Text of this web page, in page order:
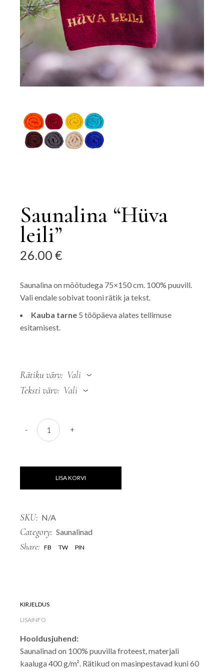
Saunalina “Hüva
leili”
26.00€
Saunalina on mõõtudega 75×150 cm. 100% puuvill.
Vali endale sobivat tooni rätik ja tekst.
Kauba tarne 5 tööpäeva alates tellimuse
esitamisest.
Rätiku värv Vali
Teksti värv Vali
Saunalina "Hüva leili" quantity
-
+
LISA KORVI
SKU: N/A
Category: Saunalinad
Share: FB TW PIN
KIRJELDUS
LISAINFO
Hooldusjuhend:
Saunalinad on 100% puuvilla froteest, materjali
kaaluga 400 g/m². Rätikud on masinpestavad kuni 60